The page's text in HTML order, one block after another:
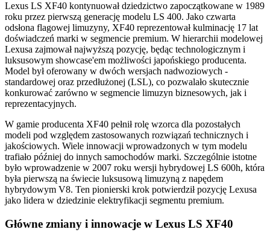
Lexus LS XF40 kontynuował dziedzictwo zapoczątkowane w 1989
roku przez pierwszą generację modelu LS 400. Jako czwarta
odsłona flagowej limuzyny, XF40 reprezentował kulminację 17 lat
doświadczeń marki w segmencie premium. W hierarchii modelowej
Lexusa zajmował najwyższą pozycję, będąc technologicznym i
luksusowym showcase'em możliwości japońskiego producenta.
Model był oferowany w dwóch wersjach nadwoziowych -
standardowej oraz przedłużonej (LSL), co pozwalało skutecznie
konkurować zarówno w segmencie limuzyn biznesowych, jak i
reprezentacyjnych.
W gamie producenta XF40 pełnił rolę wzorca dla pozostałych
modeli pod względem zastosowanych rozwiązań technicznych i
jakościowych. Wiele innowacji wprowadzonych w tym modelu
trafiało później do innych samochodów marki. Szczególnie istotne
było wprowadzenie w 2007 roku wersji hybrydowej LS 600h, która
była pierwszą na świecie luksusową limuzyną z napędem
hybrydowym V8. Ten pionierski krok potwierdził pozycję Lexusa
jako lidera w dziedzinie elektryfikacji segmentu premium.
Główne zmiany i innowacje w Lexus LS XF40